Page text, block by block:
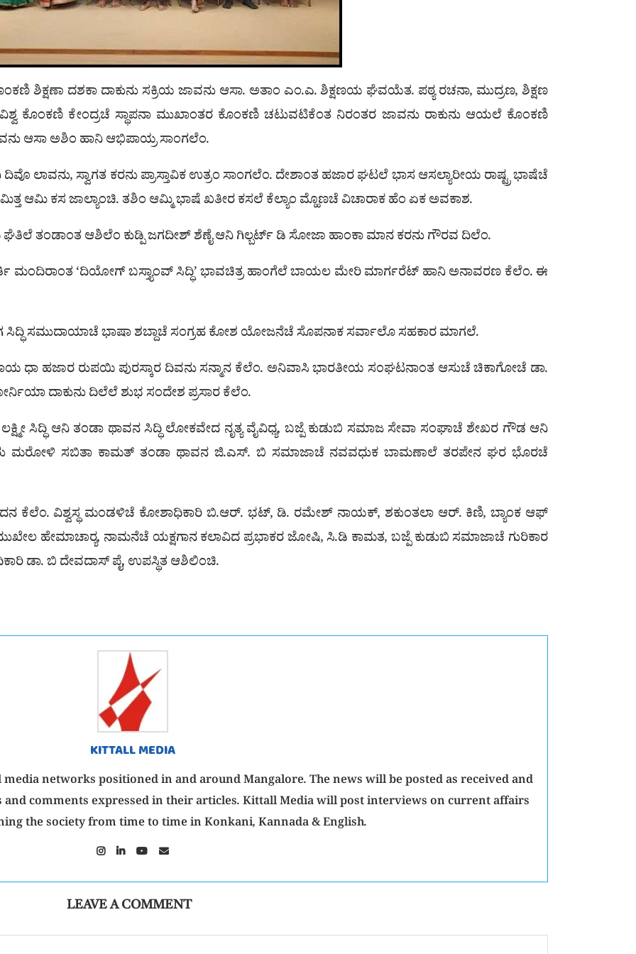
ಶಿಕ್ಷಣಾ ದಶಕಾ ದಾಕುನು ಸಕ್ರಿಯ ಜಾವನು ಆಸಾ. ಅತಾಂ ಎಂ.ಎ. ಶಿಕ್ಷಣಯ ಘೆವಯೆತ. ಪಠ್ಯ ರಚನಾ, ಮುದ್ರಣ, ಶಿಕ್ಷಣ
ಕೊಂಕಣಿ ಕೇಂದ್ರಚೆ ಸ್ಥಾಪನಾ ಮುಖಾಂತರ ಕೊಂಕಣಿ ಚಟುವಟಿಕೆಂತ ನಿರಂತರ ಜಾವನು ರಾಕುನು ಆಯಲೆ ಕೊಂಕಣಿ
ಆಸಾ ಅಶಿಂ ಹಾನಿ ಆಭಿಪಾಯ್ರ ಸಾಂಗಲೆಂ.
ಲಾವನು, ಸ್ವಾಗತ ಕರನು ಪ್ರಾಸ್ತಾವಿಕ ಉತ್ರಂ ಸಾಂಗಲೆಂ. ದೇಶಾಂತ ಹಜಾರ ಘಟಲೆ ಭಾಸ ಆಸಲ್ಯಾರೀಯ ರಾಷ್ಟ್ರ ಭಾಷೆಚೆ
ಆಮಿ ಕಸ ಜಾಲ್ಯಾಂಚಿ. ತಶಿಂ ಆಮ್ಮಿ ಭಾಷೆ ಖತೀರ ಕಸಲೆ ಕೆಲ್ಯಾಂ ಮ್ಹೊಣಚೆ ವಿಚಾರಾಕ ಹೆಂ ಏಕ ಅವಕಾಶ.
ತಂಡಾಂತ ಆಶಿಲೆಂ ಕುಡ್ಪಿ ಜಗದೀಶ್ ಶೆಣೈ ಆನಿ ಗಿಲ್ಬರ್ಟ್ ಡಿ ಸೋಜಾ ಹಾಂಕಾ ಮಾನ ಕರನು ಗೌರವ ದಿಲೆಂ.
ಮಂದಿರಾಂತ ‘ದಿಯೋಗ್ ಬಸ್ತ್ಯಾಂವ್ ಸಿದ್ಧಿ’ ಭಾವಚಿತ್ರ ಹಾಂಗೆಲೆ ಬಾಯಲ ಮೇರಿ ಮಾರ್ಗರೆಟ್ ಹಾನಿ ಅನಾವರಣ ಕೆಲೆಂ. ಈ
ಸಮುದಾಯಾಚೆ ಭಾಷಾ ಶಬ್ದಾಚೆ ಸಂಗ್ರಹ ಕೋಶ ಯೋಜನೆಚೆ ಸೊಪನಾಕ ಸರ್ವಾಲೊ ಸಹಕಾರ ಮಾಗಲೆ.
ಧಾ ಹಜಾರ ರುಪಯಿ ಪುರಸ್ಕಾರ ದಿವನು ಸನ್ಮಾನ ಕೆಲೆಂ. ಅನಿವಾಸಿ ಭಾರತೀಯ ಸಂಘಟನಾಂತ ಆಸುಚೆ ಚಿಕಾಗೋಚೆ ಡಾ.
ದಾಕುನು ದಿಲೆಲೆ ಶುಭ ಸಂದೇಶ ಪ್ರಸಾರ ಕೆಲೆಂ.
ಸಿದ್ಧಿ ಆನಿ ತಂಡಾ ಥಾವನ ಸಿದ್ಧಿ ಲೋಕವೇದ ನೃತ್ಯ ವೈವಿಧ್ಯ, ಬಜ್ಪೆ ಕುಡುಬಿ ಸಮಾಜ ಸೇವಾ ಸಂಘಾಚೆ ಶೇಖರ ಗೌಡ ಆನಿ
ಮರೋಳಿ ಸಬಿತಾ ಕಾಮತ್ ತಂಡಾ ಥಾವನ ಜಿ.ಎಸ್. ಬಿ ಸಮಾಜಾಚೆ ನವವಧುಕ ಬಾಮಣಾಲೆ ತರಪೇನ ಘರ ಭೊರಚೆ
ಕೆಲೆಂ. ವಿಶ್ವಸ್ಥ ಮಂಡಳಿಚೆ ಕೋಶಾಧಿಕಾರಿ ಬಿ.ಆರ್. ಭಟ್, ಡಿ. ರಮೇಶ್ ನಾಯಕ್, ಶಕುಂತಲಾ ಆರ್. ಕಿಣಿ, ಬ್ಯಾಂಕ ಆಫ್
ಹೇಮಾಚಾರ‍್ಯ, ನಾಮನೆಚೆ ಯಕ್ಷಗಾನ ಕಲಾವಿದ ಪ್ರಭಾಕರ ಜೋಷಿ, ಸಿ.ಡಿ ಕಾಮತ, ಬಜ್ಪೆ ಕುಡುಬಿ ಸಮಾಜಾಚೆ ಗುರಿಕಾರ
ಡಾ. ಬಿ ದೇವದಾಸ್ ಪೈ, ಉಪಸ್ಥಿತ ಆಶಿಲಿಂಚಿ.
KITTALL MEDIA
networks positioned in and around Mangalore. The news will be posted as received and
comments expressed in their articles. Kittall Media will post interviews on current affairs
the society from time to time in Konkani, Kannada & English.
LEAVE A COMMENT